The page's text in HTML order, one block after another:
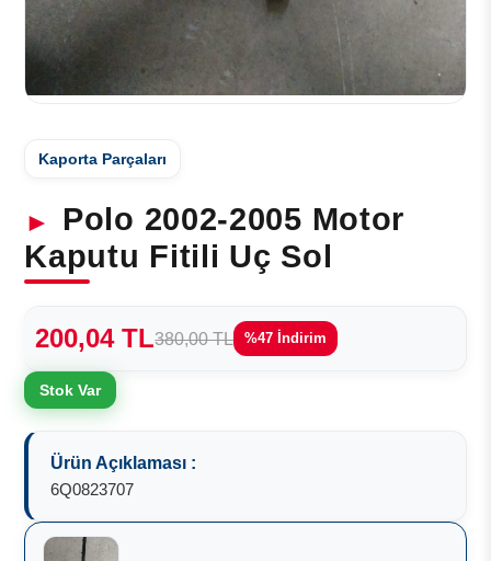
Kaporta Parçaları
Polo 2002-2005 Motor
Kaputu Fitili Uç Sol
200,04 TL380,00 TL %47 İndirim
Stok Var
Ürün Açıklaması :
6Q0823707